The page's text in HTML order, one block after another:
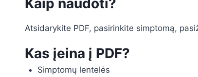
Atsidarykite PDF, pasirinkite simptomą,
Kas įeina į PDF?
Simptomų lentelės